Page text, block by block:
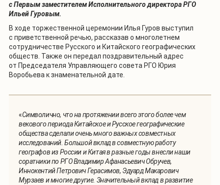
с Первым заместителем Исполнительного директора РГО
Ильей Гуровым.
В ходе торжественной церемонии Илья Гуров выступил
с приветственной речью, рассказав о многолетнем
сотрудничестве Русского и Китайского географических
обществ. Также он передал поздравительный адрес
от Председателя Управляющего совета РГО Юрия
Воробьева к знаменательной дате.
«Символично, что на протяжении всего этого более чем
векового периода Китайское и Русское географические
общества сделали очень много важных совместных
исследований. Большой вклад в совместную работу
географов из России и Китая в разные годы внесли наши
соратники по РГО Владимир Афанасьевич Обручев,
Иннокентий Петрович Герасимов, Эдуард Макарович
Мурзаев и многие другие. Значительный вклад в развитие